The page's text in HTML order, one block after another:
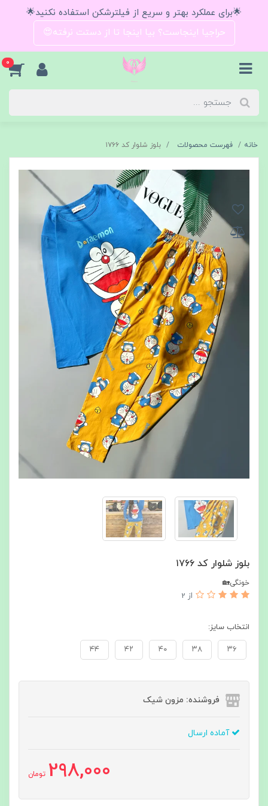
🌟برای عملکرد بهتر و سریع از فیلترشکن استفاده نکنید🌟
حراجیا اینجاست؟ بیا اینجا تا از دستت نرفته😍
0
خانه فهرست محصولات بلوز شلوار کد ۱۷۶۶
بلوز شلوار کد ۱۷۶۶
خونگی🏡
از 2
انتخاب سایز:
۳۶ ۳۸ ۴۰ ۴۲ ۴۴
فروشنده: مزون شیک
آماده ارسال
298,000 تومان